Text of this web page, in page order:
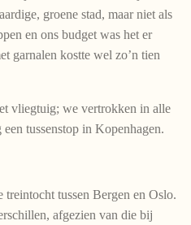
groene stad, maar niet als
en ons budget was het er
garnalen kostte wel zo’n tien
vliegtuig; we vertrokken in alle
tussenstop in Kopenhagen.
tussen Bergen en Oslo.
afgezien van die bij